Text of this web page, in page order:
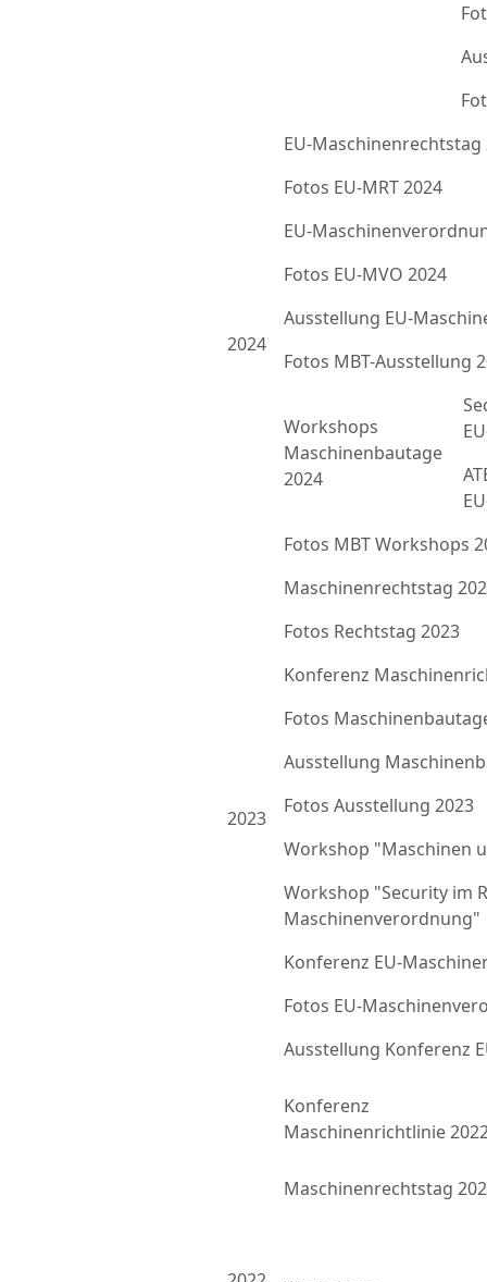
2024
EU-Maschinenrechtstag
Fotos EU-MRT 2024
EU-
Fotos EU-MVO 2024
Ausstellung EU-
Fotos MBT-Ausstellung
Workshops
Maschinenbautage
2024
Fotos MBT Workshops
2023
Maschinenrechtstag
Fotos Rechtstag 2023
Konferenz
Fotos
Ausstellung
Fotos Ausstellung 2023
Workshop "Maschinen
Workshop "Security im
Maschinenverordnung"
Konferenz EU-
Fotos EU-
Ausstellung Konferenz
Konferenz
Maschinenrichtlinie
Maschinenrechtstag